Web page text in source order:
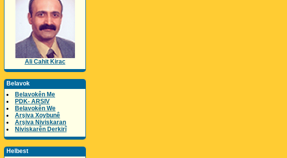
Ali Cahit Kirac
Belavok
Belavokên Me
PDK- ARSIV
Belavokên We
Arşiva Xoybunê
Arşiva Niviskaran
Niviskarên Derkirî
Helbest